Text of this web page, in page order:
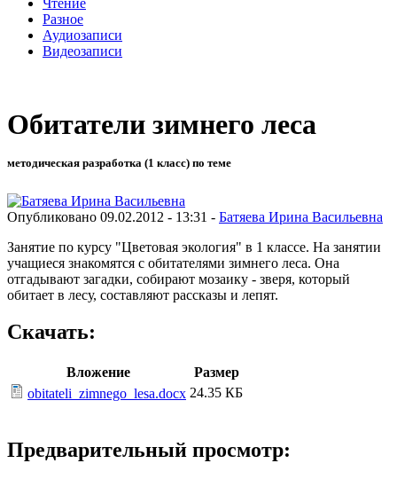
Разное
Аудиозаписи
Видеозаписи
Обитатели зимнего леса
методическая разработка (1 класс) по теме
Опубликовано 09.02.2012 - 13:31 - Батяева Ирина Васильевна
Занятие по курсу "Цветовая экология" в 1 классе. На занятии
учащиеся знакомятся с обитателями зимнего леса. Она
отгадывают загадки, собирают мозаику - зверя, который
обитает в лесу, составляют рассказы и лепят.
Скачать:
Вложение
Размер
obitateli_zimnego_lesa.docx 24.35 КБ
Предварительный просмотр: